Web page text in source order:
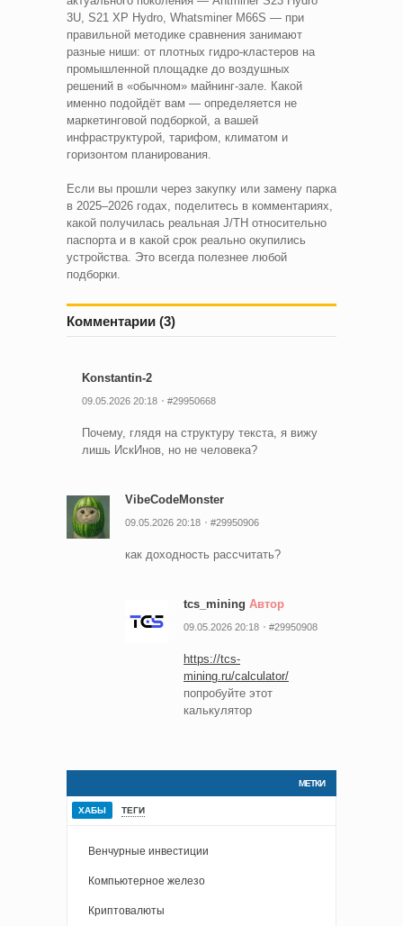
3U, S21 XP Hydro, Whatsminer M66S — при
правильной методике сравнения занимают
разные ниши: от плотных гидро-кластеров на
промышленной площадке до воздушных
решений в «обычном» майнинг-зале. Какой
именно подойдёт вам — определяется не
маркетинговой подборкой, а вашей
инфраструктурой, тарифом, климатом и
горизонтом планирования.
Если вы прошли через закупку или замену парка
в 2025–2026 годах, поделитесь в комментариях,
какой получилась реальная J/TH относительно
паспорта и в какой срок реально окупились
устройства. Это всегда полезнее любой
подборки.
Комментарии (3)
Konstantin-2
09.05.2026 20:18 #29950668
Почему, глядя на структуру текста, я вижу
лишь ИскИнов, но не человека?
VibeCodeMonster
09.05.2026 20:18 #29950906
как доходность рассчитать?
tcs_mining Автор
09.05.2026 20:18 #29950908
https://tcs-
mining.ru/calculator/
попробуйте этот
калькулятор
МЕТКИ
ХАБЫ ТЕГИ
Венчурные инвестиции
Компьютерное железо
Криптовалюты